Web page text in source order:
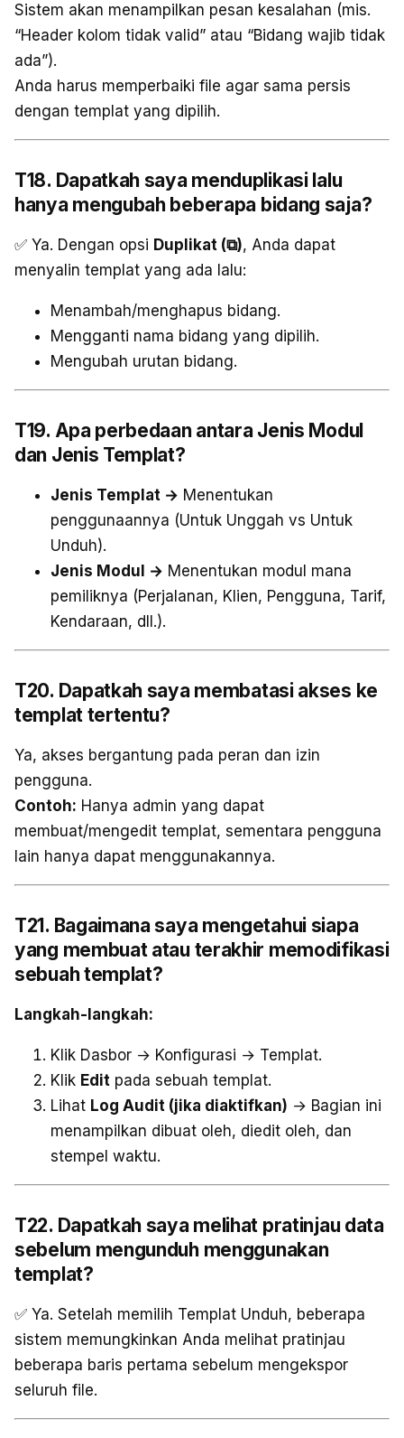
Sistem akan menampilkan pesan kesalahan (mis.
“Header kolom tidak valid” atau “Bidang wajib tidak
ada”).
Anda harus memperbaiki file agar sama persis
dengan templat yang dipilih.
T18. Dapatkah saya menduplikasi lalu
hanya mengubah beberapa bidang saja?
✅ Ya. Dengan opsi Duplikat (⧉), Anda dapat
menyalin templat yang ada lalu:
Menambah/menghapus bidang.
Mengganti nama bidang yang dipilih.
Mengubah urutan bidang.
T19. Apa perbedaan antara Jenis Modul
dan Jenis Templat?
Jenis Templat → Menentukan
penggunaannya (Untuk Unggah vs Untuk
Unduh).
Jenis Modul → Menentukan modul mana
pemiliknya (Perjalanan, Klien, Pengguna, Tarif,
Kendaraan, dll.).
T20. Dapatkah saya membatasi akses ke
templat tertentu?
Ya, akses bergantung pada peran dan izin
pengguna.
Contoh: Hanya admin yang dapat
membuat/mengedit templat, sementara pengguna
lain hanya dapat menggunakannya.
T21. Bagaimana saya mengetahui siapa
yang membuat atau terakhir memodifikasi
sebuah templat?
Langkah-langkah:
Klik Dasbor → Konfigurasi → Templat.
Klik Edit pada sebuah templat.
Lihat Log Audit (jika diaktifkan) → Bagian ini
menampilkan dibuat oleh, diedit oleh, dan
stempel waktu.
T22. Dapatkah saya melihat pratinjau data
sebelum mengunduh menggunakan
templat?
✅ Ya. Setelah memilih Templat Unduh, beberapa
sistem memungkinkan Anda melihat pratinjau
beberapa baris pertama sebelum mengekspor
seluruh file.